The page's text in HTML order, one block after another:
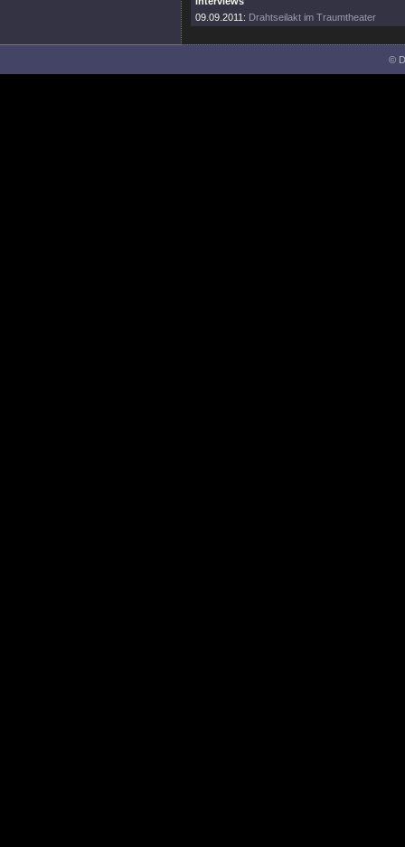
09.09.2011: Drahtseilakt im Traumtheater
©